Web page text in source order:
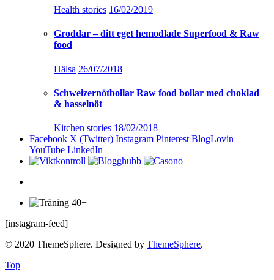
Health stories 16/02/2019
Groddar – ditt eget hemodlade Superfood & Raw
food
Hälsa 26/07/2018
Schweizernötbollar Raw food bollar med choklad
& hasselnöt
Kitchen stories 18/02/2018
Facebook X (Twitter) Instagram Pinterest BlogLovin
YouTube LinkedIn
[instagram-feed]
© 2020 ThemeSphere. Designed by ThemeSphere.
Top